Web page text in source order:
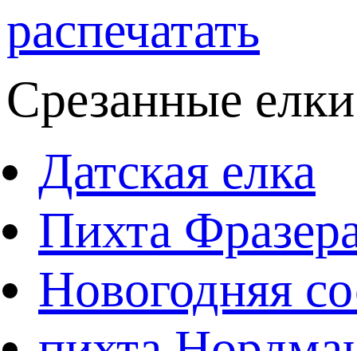
распечатать
Срезанные
Датская елка
Пихта
Новогодняя